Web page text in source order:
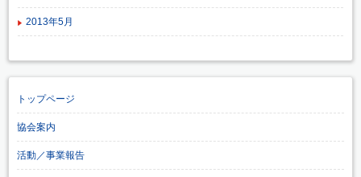
2013年5月
トップページ
協会案内
活動／事業報告